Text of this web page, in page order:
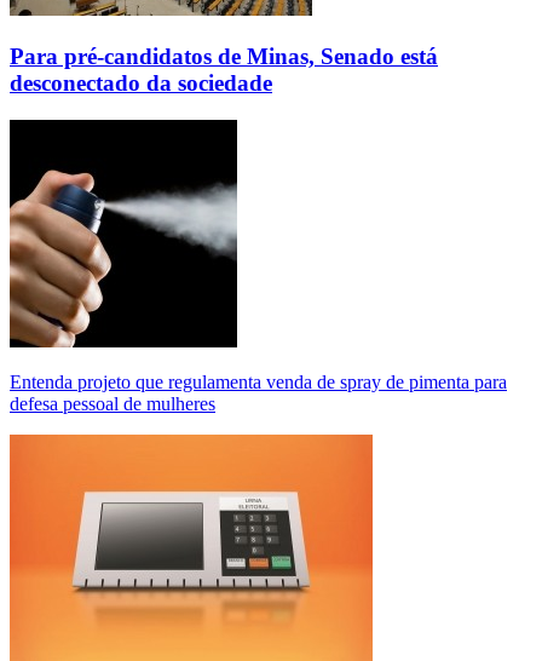
Para pré-candidatos de Minas, Senado está
desconectado da sociedade
Entenda projeto que regulamenta venda de spray de pimenta para
defesa pessoal de mulheres